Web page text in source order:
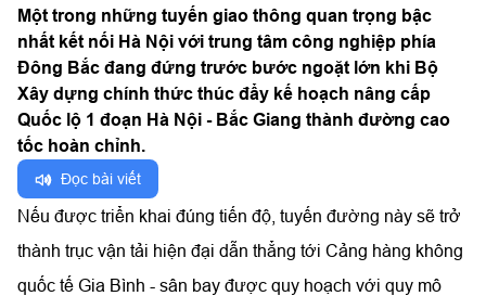
Một trong những tuyến giao thông quan trọng bậc
nhất kết nối Hà Nội với trung tâm công nghiệp phía
Đông Bắc đang đứng trước bước ngoặt lớn khi Bộ
Xây dựng chính thức thúc đẩy kế hoạch nâng cấp
Quốc lộ 1 đoạn Hà Nội - Bắc Giang thành đường cao
tốc hoàn chỉnh.
Đọc bài viết
Nếu được triển khai đúng tiến độ, tuyến đường này sẽ trở
thành trục vận tải hiện đại dẫn thẳng tới Cảng hàng không
quốc tế Gia Bình - sân bay được quy hoạch với quy mô